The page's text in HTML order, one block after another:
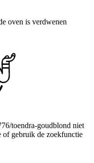
oven is verdwenen
toendra-goudblond niet
of gebruik de zoekfunctie